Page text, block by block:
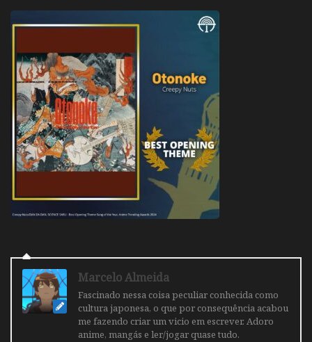
Marcelo Almeida
Fascinado nessa coisa peculiar conhecida como
cultura japonesa, o que por consequência acabou
me fazendo criar um vicio em escrever. Adoro
anime, mangás e ler/jogar quase tudo.